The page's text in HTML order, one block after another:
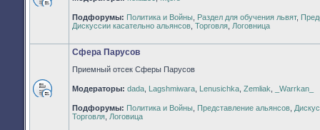
непрочитанных
сообщений
Подфорумы: Политика и Войны Раздел для обучения львят,
Дискуссии касательно альянсов Торговля Логовница
непрочитанных
сообщений
Сфера Парусов
Приемный отсек Сферы Парусов
Модераторы: dada Lagshmiwara Lenusichka Zemliak _Warrkan_
Подфорумы: Политика и Войны Представление альянсов
Торговля Логовица